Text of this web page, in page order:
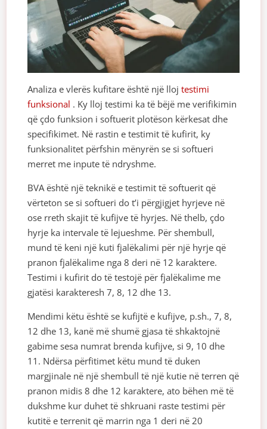
Analiza e vlerës kufitare është një llojtestimi
funksional . Ky lloj testimi ka të bëjë me verifikimin
që çdo funksion i softuerit plotëson kërkesat dhe
specifikimet. Në rastin e testimit të kufirit, ky
funksionalitet përfshin mënyrën se si softueri
merret me inpute të ndryshme.
BVA është një teknikë e testimit të softuerit që
vërteton se si softueri do t’i përgjigjet hyrjeve në
ose rreth skajit të kufijve të hyrjes. Në thelb, çdo
hyrje ka intervale të lejueshme. Për shembull,
mund të keni një kuti fjalëkalimi për një hyrje që
pranon fjalëkalime nga 8 deri në 12 karaktere.
Testimi i kufirit do të testojë për fjalëkalime me
gjatësi karakteresh 7, 8, 12 dhe 13.
Mendimi këtu është se kufijtë e kufijve, p.sh., 7, 8,
12 dhe 13, kanë më shumë gjasa të shkaktojnë
gabime sesa numrat brenda kufijve, si 9, 10 dhe
11. Ndërsa përfitimet këtu mund të duken
margjinale në një shembull të një kutie në terren që
pranon midis 8 dhe 12 karaktere, ato bëhen më të
dukshme kur duhet të shkruani raste testimi për
kutitë e terrenit që marrin nga 1 deri në 20